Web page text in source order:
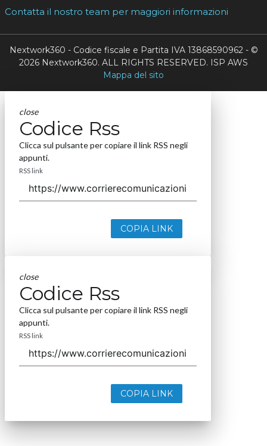
Contatta il nostro team per maggiori informazioni
Nextwork360 - Codice fiscale e Partita IVA 13868590962 - ©
2026 Nextwork360. ALL RIGHTS RESERVED. ISP AWS
Mappa del sito
close
Codice Rss
Clicca sul pulsante per copiare il link RSS negli
appunti.
RSS link
COPIA LINK
close
Codice Rss
Clicca sul pulsante per copiare il link RSS negli
appunti.
RSS link
COPIA LINK